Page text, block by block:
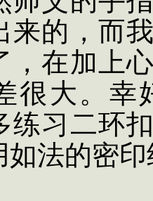
来的，而
，在加上
很大。幸
练习二环
如法的密